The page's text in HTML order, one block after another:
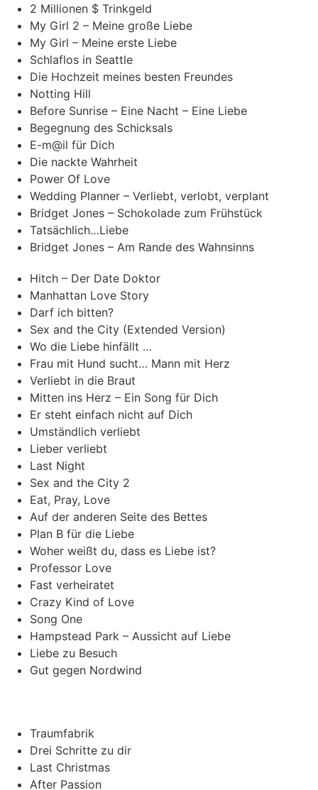
2 Millionen $ Trinkgeld
My Girl 2 – Meine große Liebe
My Girl – Meine erste Liebe
Schlaflos in Seattle
Die Hochzeit meines besten Freundes
Notting Hill
Before Sunrise – Eine Nacht – Eine Liebe
Begegnung des Schicksals
E-m@il für Dich
Die nackte Wahrheit
Power Of Love
Wedding Planner – Verliebt, verlobt, verplant
Bridget Jones – Schokolade zum Frühstück
Tatsächlich…Liebe
Bridget Jones – Am Rande des Wahnsinns
Hitch – Der Date Doktor
Manhattan Love Story
Darf ich bitten?
Sex and the City (Extended Version)
Wo die Liebe hinfällt …
Frau mit Hund sucht… Mann mit Herz
Verliebt in die Braut
Mitten ins Herz – Ein Song für Dich
Er steht einfach nicht auf Dich
Umständlich verliebt
Lieber verliebt
Last Night
Sex and the City 2
Eat, Pray, Love
Auf der anderen Seite des Bettes
Plan B für die Liebe
Woher weißt du, dass es Liebe ist?
Professor Love
Fast verheiratet
Crazy Kind of Love
Song One
Hampstead Park – Aussicht auf Liebe
Liebe zu Besuch
Gut gegen Nordwind
Traumfabrik
Drei Schritte zu dir
Last Christmas
After Passion